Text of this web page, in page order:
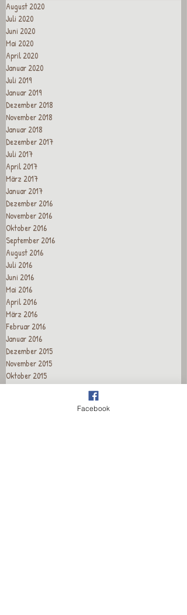
August 2020
Juli 2020
Juni 2020
Mai 2020
April 2020
Januar 2020
Juli 2019
Januar 2019
Dezember 2018
November 2018
Januar 2018
Dezember 2017
Juli 2017
April 2017
März 2017
Januar 2017
Dezember 2016
November 2016
Oktober 2016
September 2016
August 2016
Juli 2016
Juni 2016
Mai 2016
April 2016
März 2016
Februar 2016
Januar 2016
Dezember 2015
November 2015
Oktober 2015
Facebook